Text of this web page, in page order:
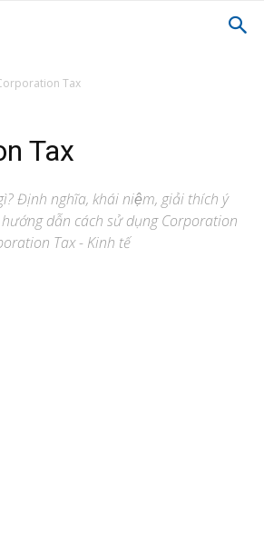
Tax
Tax
Định nghĩa, khái niệm, giải thích ý
dẫn cách sử dụng Corporation
Tax - Kinh tế